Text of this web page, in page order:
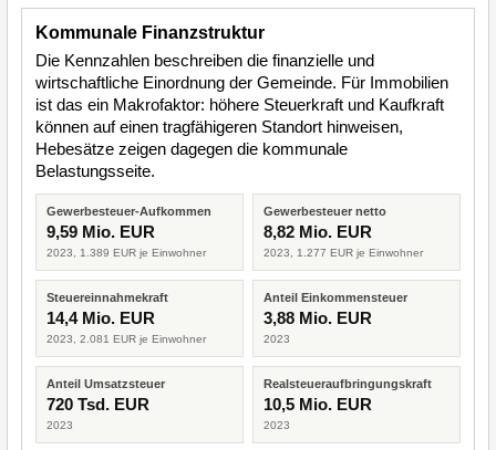
Kommunale Finanzstruktur
Die Kennzahlen beschreiben die finanzielle und
wirtschaftliche Einordnung der Gemeinde. Für Immobilien
ist das ein Makrofaktor: höhere Steuerkraft und Kaufkraft
können auf einen tragfähigeren Standort hinweisen,
Hebesätze zeigen dagegen die kommunale
Belastungsseite.
Gewerbesteuer-Aufkommen
9,59 Mio. EUR
2023, 1.389 EUR je Einwohner
Gewerbesteuer netto
8,82 Mio. EUR
2023, 1.277 EUR je Einwohner
Steuereinnahmekraft
14,4 Mio. EUR
2023, 2.081 EUR je Einwohner
Anteil Einkommensteuer
3,88 Mio. EUR
2023
Anteil Umsatzsteuer
720 Tsd. EUR
2023
Realsteueraufbringungskraft
10,5 Mio. EUR
2023